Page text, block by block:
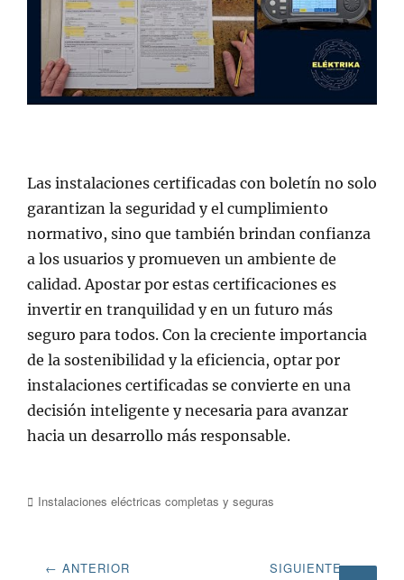
Las instalaciones certificadas con boletín no solo
garantizan la seguridad y el cumplimiento
normativo, sino que también brindan confianza
a los usuarios y promueven un ambiente de
calidad. Apostar por estas certificaciones es
invertir en tranquilidad y en un futuro más
seguro para todos. Con la creciente importancia
de la sostenibilidad y la eficiencia, optar por
instalaciones certificadas se convierte en una
decisión inteligente y necesaria para avanzar
hacia un desarrollo más responsable.
Categorías
Instalaciones eléctricas completas y seguras
Navegación
← ANTERIOR SIGUIENTE →